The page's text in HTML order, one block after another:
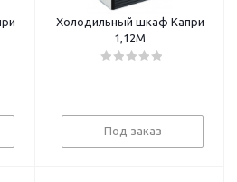
Холодильный шкаф Капри
1,12М
Под заказ